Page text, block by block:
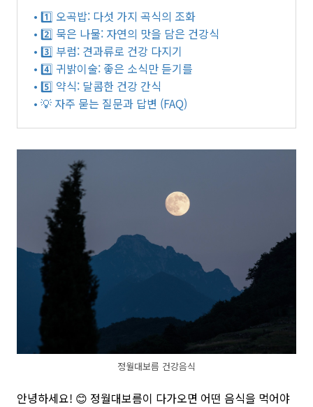
• 1️⃣ 오곡밥: 다섯 가지 곡식의 조화
• 2️⃣ 묵은 나물: 자연의 맛을 담은 건강식
• 3️⃣ 부럼: 견과류로 건강 다지기
• 4️⃣ 귀밝이술: 좋은 소식만 듣기를
• 5️⃣ 약식: 달콤한 건강 간식
• 💡 자주 묻는 질문과 답변 (FAQ)
정월대보름 건강음식
안녕하세요! 😊 정월대보름이 다가오면 어떤 음식을 먹어야